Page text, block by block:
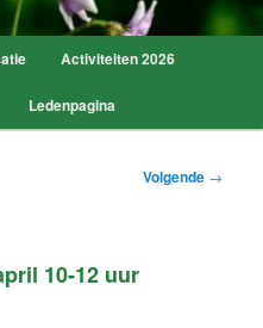
Activiteiten 2026
Ledenpagina
Volgende →
10-12 uur